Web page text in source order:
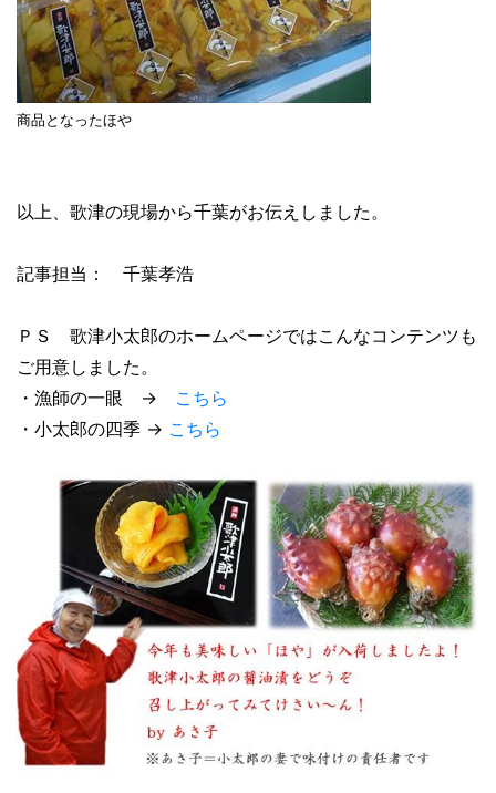
商品となったほや
以上、歌津の現場から千葉がお伝えしました。
記事担当： 千葉孝浩
ＰＳ 歌津小太郎のホームページではこんなコンテンツも
ご用意しました。
・漁師の一眼 → こちら
・小太郎の四季 → こちら